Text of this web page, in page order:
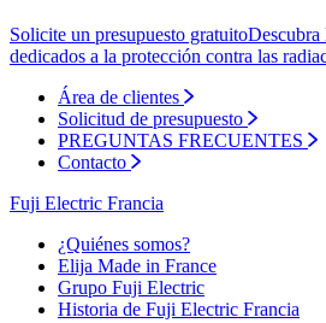
Solicite un presupuesto gratuitoDescubra
dedicados a la protección contra las
Área de clientes
Solicitud de presupuesto
PREGUNTAS FRECUENTES
Contacto
Fuji Electric Francia
¿Quiénes somos?
Elija Made in France
Grupo Fuji Electric
Historia de Fuji Electric Francia